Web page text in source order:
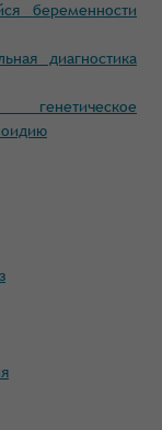
беременности
диагностика
генетическое